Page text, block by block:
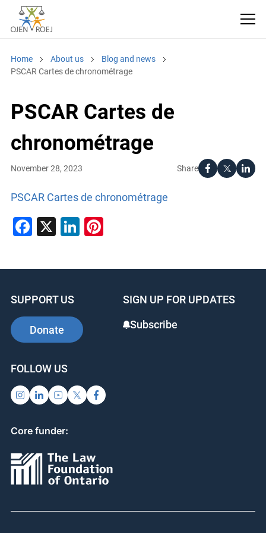
Home About us
Blog and news
PSCAR Cartes de chronométrage
PSCAR Cartes de
chronométrage
Share
November 28, 2023
PSCAR Cartes de chronométrage
Facebook
X LinkedIn
Pinterest
SUPPORT US
Donate
SIGN UP FOR UPDATES
Subscribe
FOLLOW US
Core funder: